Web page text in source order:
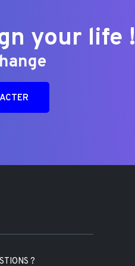
your life !
?